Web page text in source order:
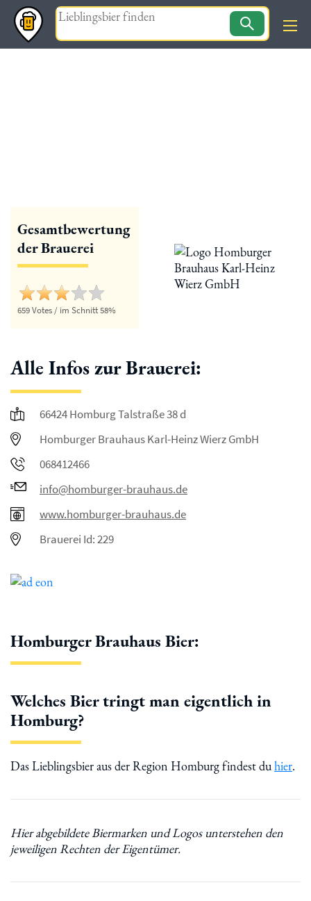
Magazin
Gesamtbewertung
der Brauerei
659 Votes / im Schnitt 58%
Alle Infos zur Brauerei:
66424 Homburg Talstraße 38 d
Homburger Brauhaus Karl-Heinz Wierz GmbH
068412466
info@homburger-brauhaus.de
www.homburger-brauhaus.de
Brauerei Id: 229
Homburger Brauhaus Bier:
Welches Bier tringt man eigentlich in
Homburg?
Das Lieblingsbier aus der Region Homburg findest duhier.